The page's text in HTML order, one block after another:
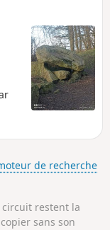
de recherche
circuit restent la
sans son